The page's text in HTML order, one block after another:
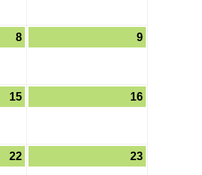
8 9
15 16
22 23